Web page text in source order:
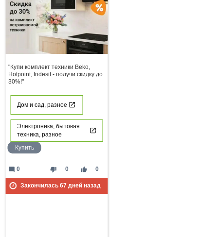
"Купи комплект техники Beko,
Hotpoint, Indesit - получи скидку до
30%!"
Дом и сад, разное
Электроника, бытовая
техника, разное
Купить
thumb_down 0 thumb_up 0
mode_comment 0
Закончилась 67дней назад